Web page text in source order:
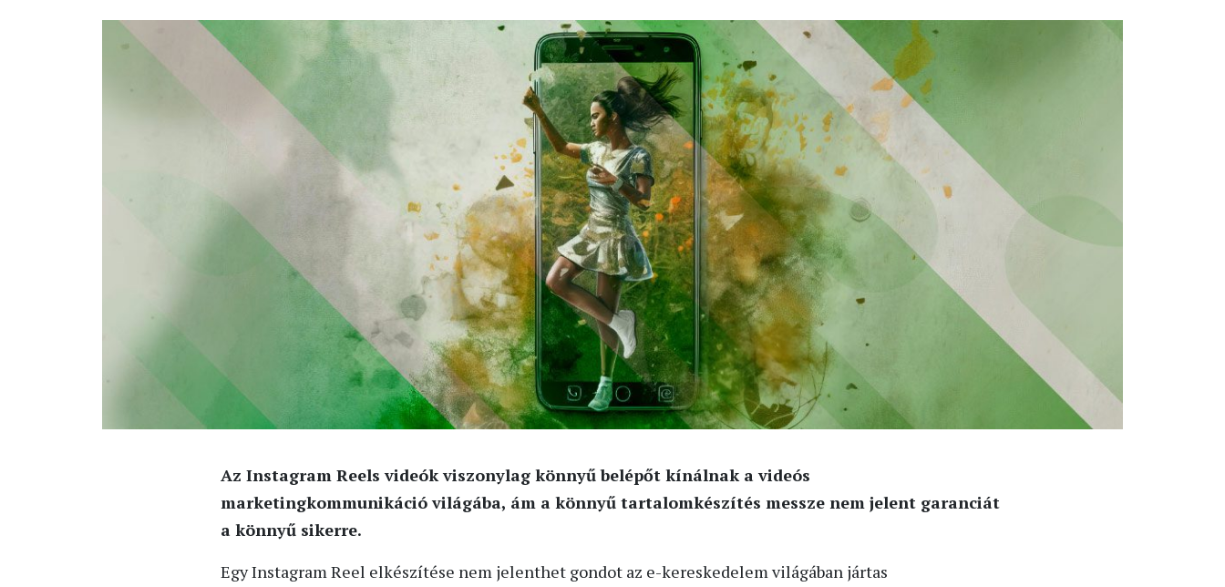
Az Instagram Reels videók viszonylag könnyű belépőt kínálnak a videós
marketingkommunikáció világába, ám a könnyű tartalomkészítés messze nem jelent garanciát
a könnyű sikerre.
Egy Instagram Reel elkészítése nem jelenthet gondot az e-kereskedelem világában jártas